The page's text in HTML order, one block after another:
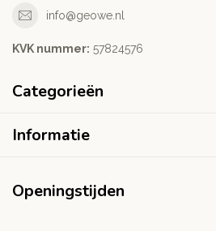
info@geowe.nl
KVK nummer: ‭57824576‬
Categorieën
Informatie
Openingstijden